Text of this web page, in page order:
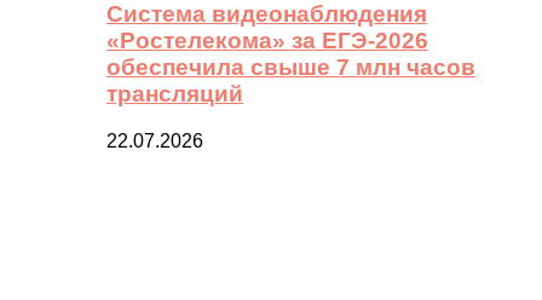
Система видеонаблюдения
«Ростелекома» за ЕГЭ-2026
обеспечила свыше 7 млн часов
трансляций
22.07.2026